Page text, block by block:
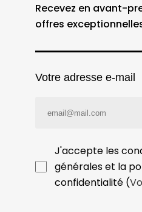
Recevez en avant-
offres
Votre adresse e-mail
J'accepte les
générales et la
confidentialité (